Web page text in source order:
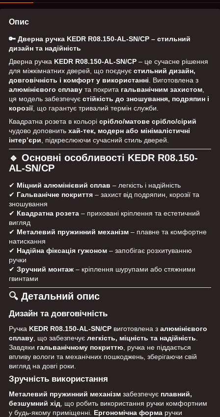
Опис
🔑 Дверна ручка KEDR R08.150-AL-SN/CP – стильний
дизайн та надійність
Дверна ручка KEDR R08.150-AL-SN/CP – це сучасне рішення
для міжкімнатних дверей, що поєднує стильний дизайн,
довговічність і комфорт у використанні . Виготовлена з
алюмінієвого сплаву та покрита гальванічним захистом
ця модель забезпечує стійкість до зношування, подряпин і
корозії, що гарантує тривалий термін служби.
Квадратна розета в кольорі срібло/матове срібло/сірий
чудово доповнить хай-тек, модерн або мінімалістичні
інтер’єри , підкреслюючи сучасний стиль дверей.
🔹 Основні особливості KEDR R08.150-
AL-SN/CP
✔ Міцний алюмінієвий сплав – легкість і надійність
✔ Гальванічне покриття – захист від подряпин, корозії та
зношування
✔ Квадратна розета – приховані кріплення та естетичний
вигляд
✔ Металевий пружинний механізм – плавне та комфортне
натискання
✔ Надійна фіксація гужоном – запобігає розхитуванню
ручки
✔ Зручний монтаж – кріплення шурупами або стяжними
гвинтами
🔍 Детальний опис
Дизайн та довговічність
Ручка KEDR R08.150-AL-SN/CP виготовлена з алюмінієвого
сплаву , що забезпечує легкість, міцність та надійність
Завдяки гальванічному покриттю , ручка не піддається
впливу вологи та механічних пошкоджень, зберігаючи свій
вигляд на довгі роки.
Зручність використання
Металевий пружинний механізм забезпечує плавний,
безшумний хід , що робить використання ручки комфортним
у будь-якому приміщенні. Ергономічна форма ручки